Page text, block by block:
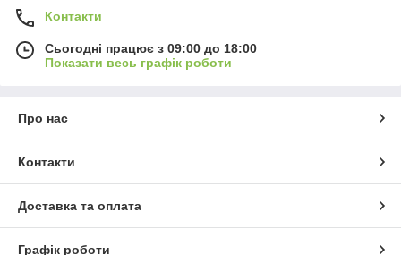
Контакти
Сьогодні працює з 09:00 до 18:00
Показати весь графік роботи
Про нас
Контакти
Доставка та оплата
Графік роботи